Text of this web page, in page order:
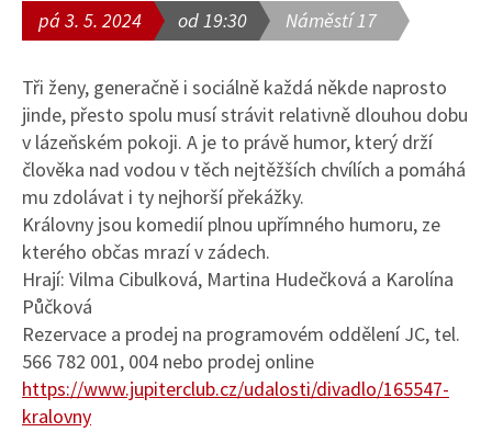
pá 3. 5. 2024 od 19:30 Náměstí 17
Tři ženy, generačně i sociálně každá někde naprosto
jinde, přesto spolu musí strávit relativně dlouhou dobu
v lázeňském pokoji. A je to právě humor, který drží
člověka nad vodou v těch nejtěžších chvílích a pomáhá
mu zdolávat i ty nejhorší překážky.
Královny jsou komedií plnou upřímného humoru, ze
kterého občas mrazí v zádech.
Hrají: Vilma Cibulková, Martina Hudečková a Karolína
Půčková
Rezervace a prodej na programovém oddělení JC, tel.
566 782 001, 004 nebo prodej online
https://www.jupiterclub.cz/udalosti/divadlo/165547-
kralovny